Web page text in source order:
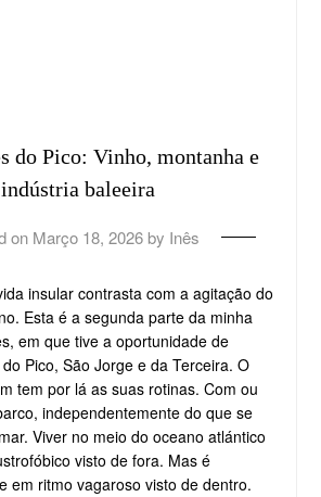
do Pico: Vinho, montanha e
indústria baleeira
on Março 18, 2026 by Inês
insular contrasta com a agitação do
Esta é a segunda parte da minha
em que tive a oportunidade de
Pico, São Jorge e da Terceira. O
tem por lá as suas rotinas. Com ou
independentemente do que se
Viver no meio do oceano atlántico
visto de fora. Mas é
em ritmo vagaroso visto de dentro.